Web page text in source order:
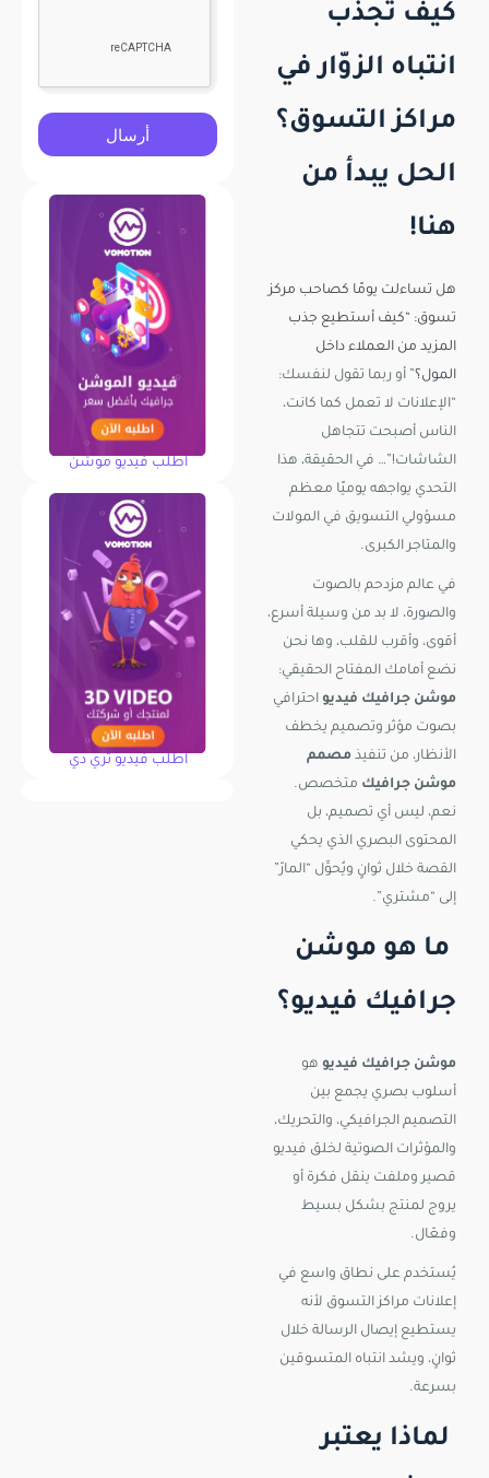
كيف تجذب
انتباه الزوّار في
مراكز التسوق؟
الحل يبدأ من
هنا!
هل تساءلت يومًا كصاحب مركز
تسوق: “كيف أستطيع جذب
المزيد من العملاء داخل
المول؟” أو ربما تقول لنفسك:
“الإعلانات لا تعمل كما كانت،
الناس أصبحت تتجاهل
الشاشات!”… في الحقيقة، هذا
التحدي يواجهه يوميًا معظم
مسؤولي التسويق في المولات
والمتاجر الكبرى.
في عالم مزدحم بالصوت
والصورة، لا بد من وسيلة أسرع،
أقوى، وأقرب للقلب، وها نحن
نضع أمامك المفتاح الحقيقي:
موشن جرافيك فيديو احترافي
بصوت مؤثر وتصميم يخطف
الأنظار، من تنفيذ مصمم
موشن جرافيك متخصص.
نعم، ليس أي تصميم، بل
المحتوى البصري الذي يحكي
القصة خلال ثوانٍ ويُحوِّل “المارّ”
إلى “مشتري”.
ما هو موشن
جرافيك فيديو؟
موشن جرافيك فيديو هو
أسلوب بصري يجمع بين
التصميم الجرافيكي، والتحريك،
والمؤثرات الصوتية لخلق فيديو
قصير وملفت ينقل فكرة أو
يروج لمنتج بشكل بسيط
وفعّال.
يُستخدم على نطاق واسع في
إعلانات مراكز التسوق لأنه
يستطيع إيصال الرسالة خلال
ثوانٍ، ويشد انتباه المتسوقين
بسرعة.
لماذا يعتبر
أرسال
اطلب فيديو موشن
اطلب فيديو ثري دي